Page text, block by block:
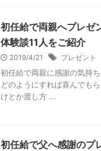
初任給で両親へプレゼ
体験談11人をご紹介
2019/4/21 プレゼント
初任給で両親に感謝の気持
どのようにすれば喜んでも
けとか渡し方 ...
初任給で父へ感謝のプ